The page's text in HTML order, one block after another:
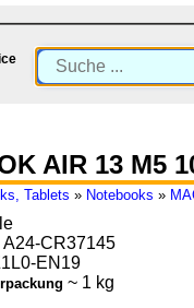
AIR 13 M5
Tablets » Notebooks »
A24-CR37145
EN19
~ 1 kg